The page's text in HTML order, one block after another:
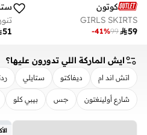
كوتون
GIRLS SKIRTS
59
99
-41%
51
ايش الماركة اللي تدورون عليها؟
اتش اند ام ديفاكتو ستايلي
شارع أولينغتون جس بيبي كلو
مسح